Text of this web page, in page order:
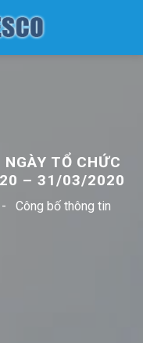
TỔ CHỨC
– 31/03/2020
- Công bố thông tin